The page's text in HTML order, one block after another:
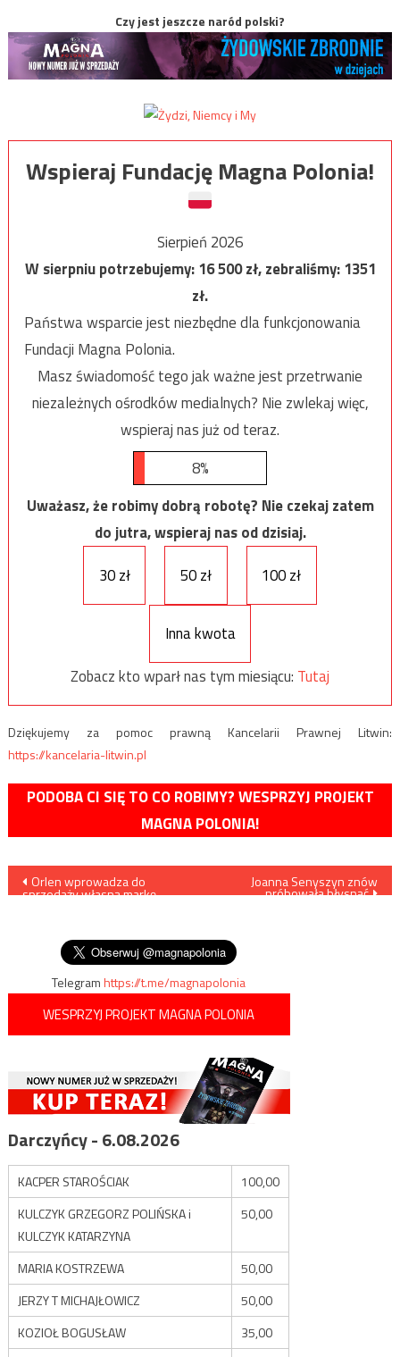
Czy jest jeszcze naród polski?
Wspieraj Fundację Magna Polonia!
Sierpień 2026
W sierpniu potrzebujemy:16 500zł, zebraliśmy:1351
zł.
Państwa wsparcie jest niezbędne dla funkcjonowania
Fundacji Magna Polonia.
Masz świadomość tego jak ważne jest przetrwanie
niezależnych ośrodków medialnych? Nie zwlekaj więc,
wspieraj nas już od teraz.
8%
Uważasz, że robimy dobrą robotę? Nie czekaj zatem
do jutra, wspieraj nas od dzisiaj.
30 zł
50 zł 100 zł
Inna kwota
Zobacz kto wparł nas tym miesiącu: Tutaj
Dziękujemy za pomoc prawną Kancelarii Prawnej Litwin:
https://kancelaria-litwin.pl
PODOBA CI SIĘ TO CO ROBIMY? WESPRZYJ PROJEKT
MAGNA POLONIA!
Nawigacja
Orlen wprowadza do
sprzedaży własną markę,
Joanna Senyszyn znów
próbowała błysnąć
Telegramhttps://t.me/magnapolonia
WESPRZYJ PROJEKT MAGNA POLONIA
Darczyńcy - 6.08.2026
KACPER STAROŚCIAK
100,00
KULCZYK GRZEGORZ POLIŃSKA i
KULCZYK KATARZYNA
50,00
MARIA KOSTRZEWA
50,00
JERZY T MICHAJŁOWICZ
50,00
KOZIOŁ BOGUSŁAW
35,00